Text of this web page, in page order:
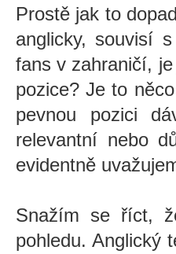
Prostě jak to
anglicky, souvisí
fans v zahraničí,
pozice? Je to
pevnou pozici
relevantní nebo
evidentně
Snažím se říct,
pohledu. Anglický